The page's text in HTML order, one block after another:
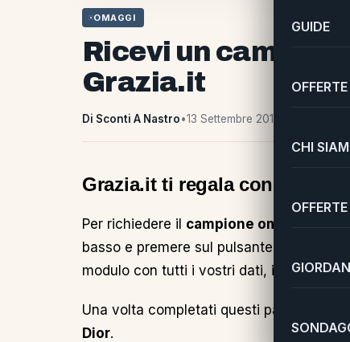
GUIDE
OFFERTE
CHI
OMAGGI
Ricevi un
Grazia.it
Di Sconti A Nastro•13 Settembre 2017
Grazia.it ti regala con un
Per richiedere il campione omaggio Miss
basso e premere sul pulsante
modulo con tutti i vostri dati, infine
Una volta completati questi passaggi
Dior.